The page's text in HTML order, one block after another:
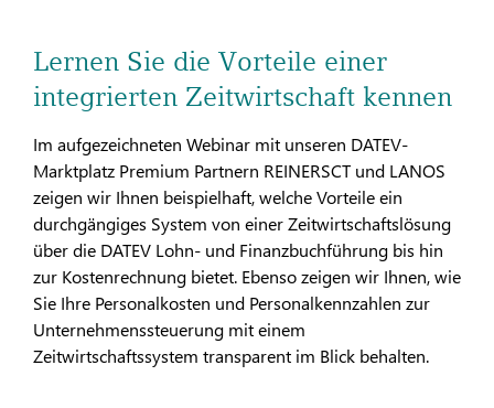
Lernen Sie die Vorteile einer
integrierten Zeitwirtschaft kennen
Im aufgezeichneten Webinar mit unseren DATEV-
Marktplatz Premium Partnern REINERSCT und LANOS
zeigen wir Ihnen beispielhaft, welche Vorteile ein
durchgängiges System von einer Zeitwirtschaftslösung
über die DATEV Lohn- und Finanzbuchführung bis hin
zur Kostenrechnung bietet. Ebenso zeigen wir Ihnen, wie
Sie Ihre Personalkosten und Personalkennzahlen zur
Unternehmenssteuerung mit einem
Zeitwirtschaftssystem transparent im Blick behalten.